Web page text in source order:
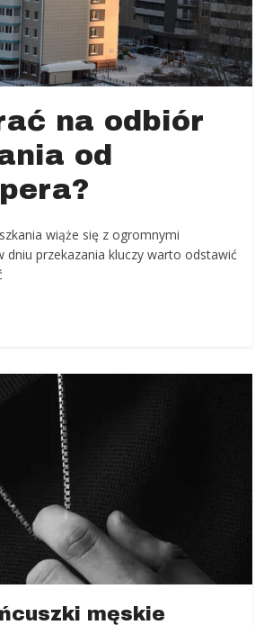
na odbiór
od
wiąże się z ogromnymi
dniu przekazania kluczy warto odstawić
męskie